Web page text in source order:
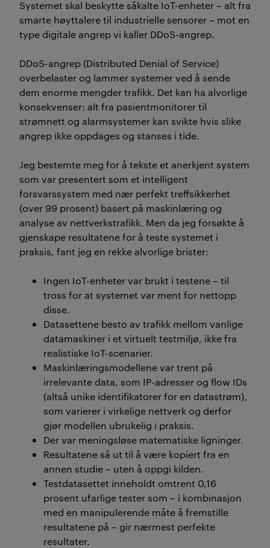
Systemet skal beskytte såkalte IoT-enheter– alt fra
smarte høyttalere til industrielle sensorer – mot en
type digitale angrep vi kaller DDoS-angrep.
DDoS-angrep (Distributed Denial of Service)
overbelaster og lammer systemer ved å sende
dem enorme mengder trafikk. Det kan ha alvorlige
konsekvenser: alt fra pasientmonitorer til
strømnett og alarmsystemer kan svikte hvis slike
angrep ikke oppdages og stanses i tide.
Jeg bestemte meg for å tekste et anerkjent system
som var presentert som et intelligent
forsvarssystem med nær perfekt treffsikkerhet
(over 99 prosent) basert på maskinlæring og
analyse av nettverkstrafikk. Men da jeg forsøkte å
gjenskape resultatene for å teste systemet i
praksis, fant jeg en rekke alvorlige brister:
Ingen IoT-enheter var brukt i testene– til
tross for at systemet var ment for nettopp
disse.
Datasettene besto av trafikk mellom vanlige
datamaskiner i et virtuelt testmiljø, ikke fra
realistiske IoT-scenarier.
Maskinlæringsmodellene var trent på
irrelevante data, som IP-adresser og flow IDs
(altså unike identifikatorer for en datastrøm),
som varierer i virkelige nettverk og derfor
gjør modellen ubrukelig i praksis.
Der var meningsløse matematiske ligninger.
Resultatene så ut til å være kopiert fra en
annen studie – uten å oppgi kilden.
Testdatasettet inneholdt omtrent 0,16
prosent ufarligetester som – i kombinasjon
med en manipulerende måte å fremstille
resultatene på – gir nærmest perfekte
resultater.